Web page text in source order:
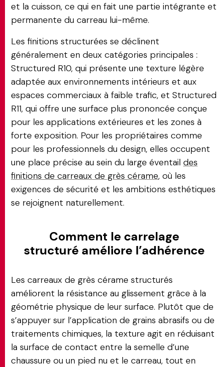
et la cuisson, ce qui en fait une partie intégrante et
permanente du carreau lui-même.
Les finitions structurées se déclinent
généralement en deux catégories principales :
Structured R10, qui présente une texture légère
adaptée aux environnements intérieurs et aux
espaces commerciaux à faible trafic, et Structured
R11, qui offre une surface plus prononcée conçue
pour les applications extérieures et les zones à
forte exposition. Pour les propriétaires comme
pour les professionnels du design, elles occupent
une place précise au sein du large éventail des
finitions de carreaux de grès cérame, où les
exigences de sécurité et les ambitions esthétiques
se rejoignent naturellement.
Comment le carrelage
structuré améliore l’adhérence
Les carreaux de grès cérame structurés
améliorent la résistance au glissement grâce à la
géométrie physique de leur surface. Plutôt que de
s’appuyer sur l’application de grains abrasifs ou de
traitements chimiques, la texture agit en réduisant
la surface de contact entre la semelle d’une
chaussure ou un pied nu et le carreau, tout en